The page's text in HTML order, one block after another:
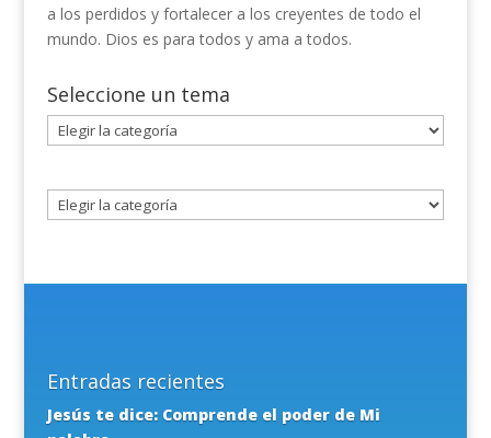
a los perdidos y fortalecer a los creyentes de todo el
mundo. Dios es para todos y ama a todos.
Seleccione un tema
Seleccione
un
Entradas recientes
Jesús te dice: Comprende el poder de Mi